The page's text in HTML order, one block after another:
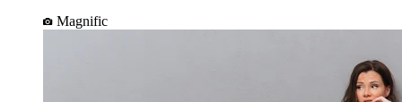
Magnific